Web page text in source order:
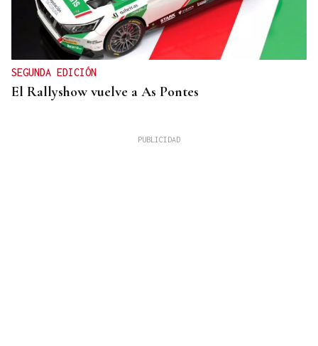
SEGUNDA EDICIÓN
El Rallyshow vuelve a As Pontes